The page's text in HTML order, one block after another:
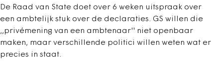
De Raad van State doet over 6 weken uitspraak over
een ambtelijk stuk over de declaraties. GS willen die
,,privémening van een ambtenaar'' niet openbaar
maken, maar verschillende politici willen weten wat er
precies in staat.